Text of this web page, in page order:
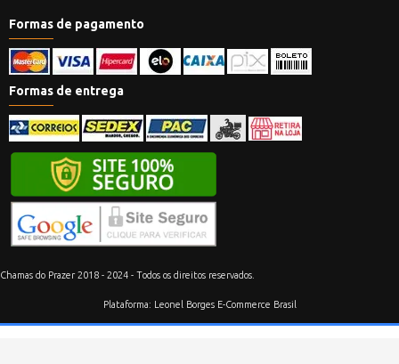
Formas de pagamento
Formas de entrega
Chamas do Prazer 2018 - 2024 - Todos os direitos reservados.
Plataforma: Leonel Borges E-Commerce Brasil